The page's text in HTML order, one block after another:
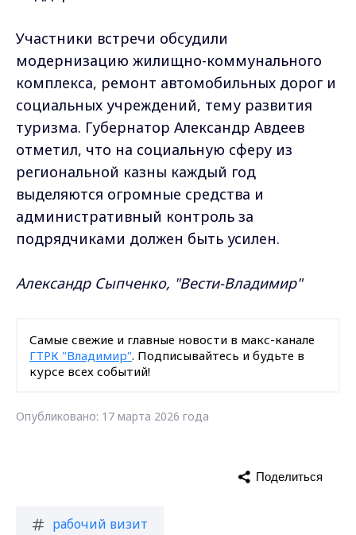
Участники встречи обсудили
модернизацию жилищно-коммунального
комплекса, ремонт автомобильных дорог и
социальных учреждений, тему развития
туризма. Губернатор Александр Авдеев
отметил, что на социальную сферу из
региональной казны каждый год
выделяются огромные средства и
административный контроль за
подрядчиками должен быть усилен.
Александр Сыпченко, "Вести-Владимир"
Самые свежие и главные новости в макс-канале
ГТРК "Владимир". Подписывайтесь и будьте в
курсе всех событий!
Опубликовано: 17 марта 2026 года
рабочий визит
Поделиться